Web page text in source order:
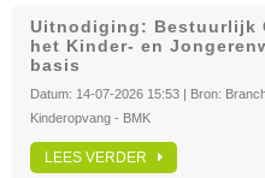
Uitnodiging: Bestuurlijk
het Kinder- en
basis
Datum: 14-07-2026 15:53 | Bron:
Kinderopvang - BMK
LEES VERDER